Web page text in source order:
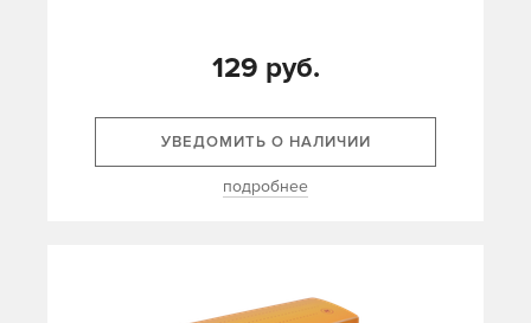
129 руб.
УВЕДОМИТЬ О НАЛИЧИИ
подробнее